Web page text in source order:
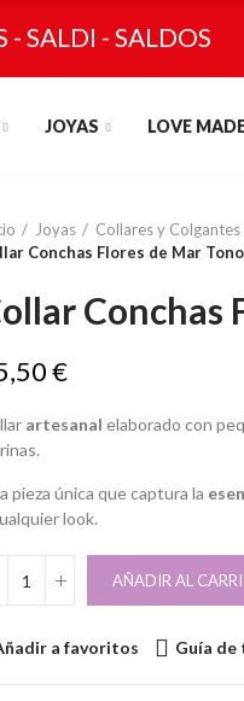
- SALDI - SALDOS
JOYAS LOVE
Joyas Collares y Colgantes
Conchas Flores de Mar
Conchas
€
artesanal elaborado con
pieza única que captura la
look.
AÑADIR AL
a favoritos Guía de